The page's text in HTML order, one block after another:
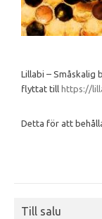
Lillabi – Småskalig
flyttat till https://
Detta för att
Till salu